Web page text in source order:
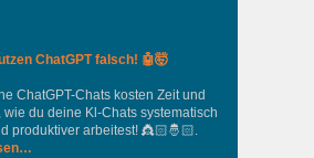
ChatGPT falsch! 🤖🤯
ChatGPT-Chats kosten Zeit und
wie du deine Kl-Chats systematisch
produktiver arbeitest! 👸🏻🤴🏻.